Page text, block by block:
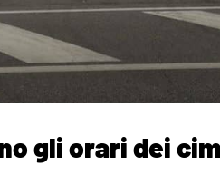
gli orari dei